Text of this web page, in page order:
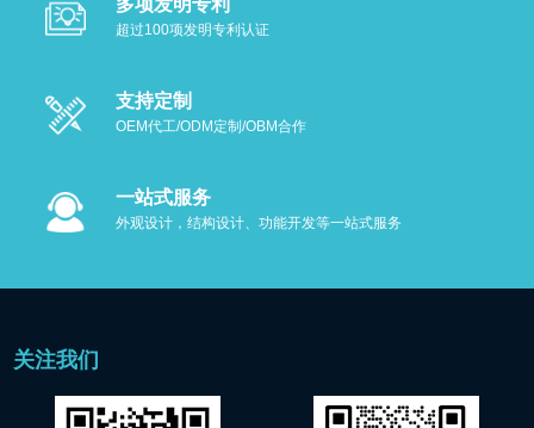
多项发明专利
超过100项发明专利认证
支持定制
OEM代工/ODM定制/OBM合作
一站式服务
外观设计，结构设计、功能开发等一站式服务
关注我们